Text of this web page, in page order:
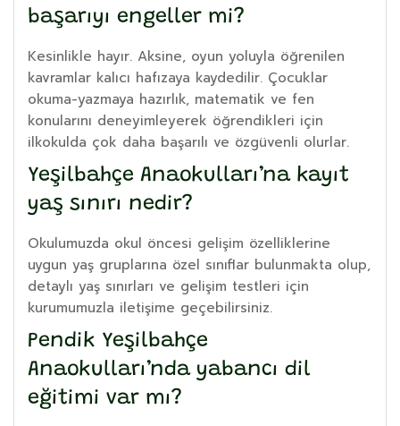
başarıyı engeller mi?
Kesinlikle hayır. Aksine, oyun yoluyla öğrenilen
kavramlar kalıcı hafızaya kaydedilir. Çocuklar
okuma-yazmaya hazırlık, matematik ve fen
konularını deneyimleyerek öğrendikleri için
ilkokulda çok daha başarılı ve özgüvenli olurlar.
Yeşilbahçe Anaokulları’na kayıt
yaş sınırı nedir?
Okulumuzda okul öncesi gelişim özelliklerine
uygun yaş gruplarına özel sınıflar bulunmakta olup,
detaylı yaş sınırları ve gelişim testleri için
kurumumuzla iletişime geçebilirsiniz.
Pendik Yeşilbahçe
Anaokulları’nda yabancı dil
eğitimi var mı?